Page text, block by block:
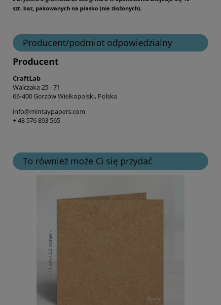
szt. baz, pakowanych na płasko (nie złożonych).
Producent/podmiot odpowiedzialny
Producent
CraftLab
Walczaka 25 - 71
66-400 Gorzów Wielkopolski, Polska
info@mintaypapers.com
+ 48 576 893 565
To również może Ci się przydać